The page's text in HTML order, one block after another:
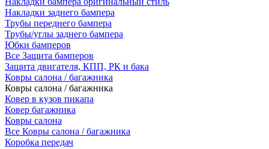
Накладки заднего бампера
Трубы переднего бампера
Трубы/углы заднего бампера
Юбки бамперов
Все Защита бамперов
Защита двигателя, КПП, РК и бака
Ковры салона / багажника
Ковры салона / багажника
Ковер в кузов пикапа
Ковер багажника
Ковры салона
Все Ковры салона / багажника
Коробка передач